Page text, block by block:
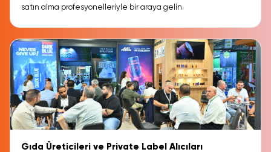
satın alma profesyonelleriyle bir araya gelin.
Gıda Üreticileri ve Private Label Alıcıları